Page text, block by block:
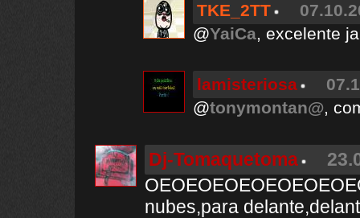
TKE_2TT
@YaiCa, excelente
lamisteriosa
@tonymontan@,
Dj-Tomaquetoma
nubes,para